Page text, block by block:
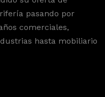
pasando por
comerciales,
hasta mobiliario